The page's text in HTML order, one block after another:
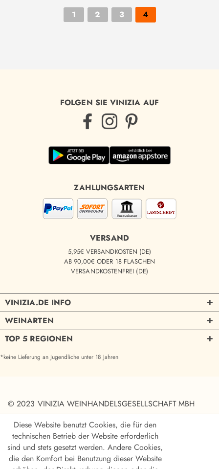
1 2 3 4
FOLGEN SIE VINIZIA AUF
ZAHLUNGSARTEN
VERSAND
5,95€ VERSANDKOSTEN (DE)
AB 90,00€ ODER 18 FLASCHEN
VERSANDKOSTENFREI (DE)
VINIZIA.DE INFO
WEINARTEN
TOP 5 REGIONEN
*keine Lieferung an Jugendliche unter 18 Jahren
© 2023 VINIZIA WEINHANDELSGESELLSCHAFT MBH
Diese Website benutzt Cookies, die für den
technischen Betrieb der Website erforderlich
sind und stets gesetzt werden. Andere Cookies,
die den Komfort bei Benutzung dieser Website